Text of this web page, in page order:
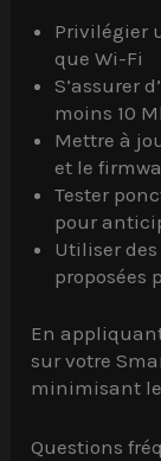
Privilégier
que Wi-Fi
S’assurer
moins 10
Mettre à
et le
Tester
pour
Utiliser
proposées
En
sur votre
minimisant
Questions